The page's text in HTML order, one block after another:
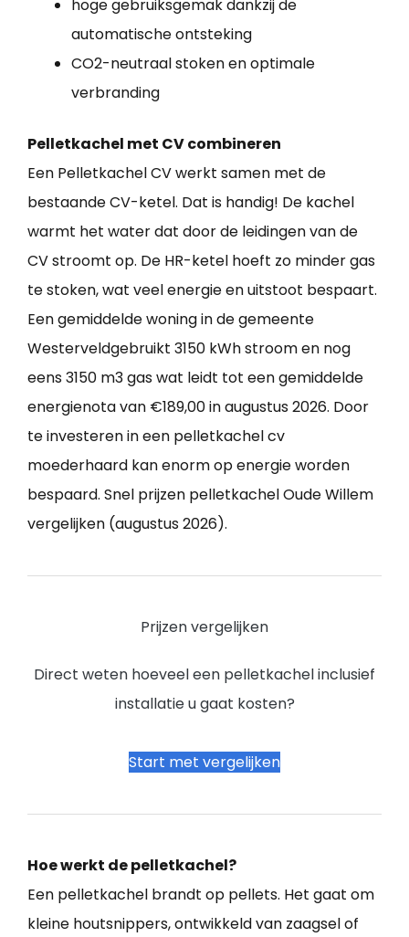
hoge gebruiksgemak dankzij de
automatische ontsteking
CO2-neutraal stoken en optimale
verbranding
Pelletkachel met CV combineren
Een Pelletkachel CV werkt samen met de
bestaande CV-ketel. Dat is handig! De kachel
warmt het water dat door de leidingen van de
CV stroomt op. De HR-ketel hoeft zo minder gas
te stoken, wat veel energie en uitstoot bespaart.
Een gemiddelde woning in de gemeente
Westerveldgebruikt 3150 kWh stroom en nog
eens 3150 m3 gas wat leidt tot een gemiddelde
energienota van €189,00 in augustus 2026. Door
te investeren in een pelletkachel cv
moederhaard kan enorm op energie worden
bespaard. Snel prijzen pelletkachel Oude Willem
vergelijken (augustus 2026).
Prijzen vergelijken
Direct weten hoeveel een pelletkachel inclusief
installatie u gaat kosten?
Start met vergelijken
Hoe werkt de pelletkachel?
Een pelletkachel brandt op pellets. Het gaat om
kleine houtsnippers, ontwikkeld van zaagsel of